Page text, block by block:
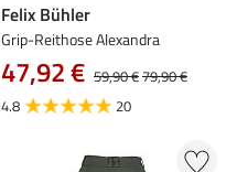
Felix Bühler
Grip-Reithose Alexandra
47,92 € 59,90 €79,90 €
4.8
20